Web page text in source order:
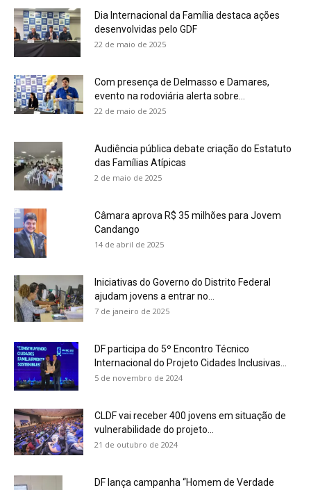
Dia Internacional da Família destaca ações
desenvolvidas pelo GDF
22 de maio de 2025
Com presença de Delmasso e Damares,
evento na rodoviária alerta sobre...
22 de maio de 2025
Audiência pública debate criação do Estatuto
das Famílias Atípicas
2 de maio de 2025
Câmara aprova R$ 35 milhões para Jovem
Candango
14 de abril de 2025
Iniciativas do Governo do Distrito Federal
ajudam jovens a entrar no...
7 de janeiro de 2025
DF participa do 5º Encontro Técnico
Internacional do Projeto Cidades Inclusivas...
5 de novembro de 2024
CLDF vai receber 400 jovens em situação de
vulnerabilidade do projeto...
21 de outubro de 2024
DF lança campanha “Homem de Verdade